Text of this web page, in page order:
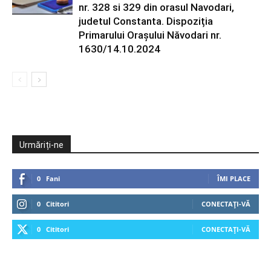
nr. 328 si 329 din orasul Navodari,
judetul Constanta. Dispoziția
Primarului Orașului Năvodari nr.
1630/14.10.2024
Urmăriți-ne
0 Fani ÎMI PLACE
0 Cititori CONECTAȚI-VĂ
0 Cititori CONECTAȚI-VĂ